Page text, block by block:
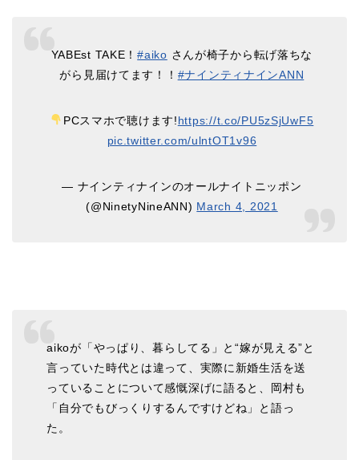
YABEst TAKE！#aiko さんが椅子から転げ落ちな
がら見届けてます！！ #ナインティナインANN
PCスマホで聴けます!https://t.co/PU5zSjUwF5
pic.twitter.com/ulntOT1v96
— ナインティナインのオールナイトニッポン
(@NinetyNineANN) March 4, 2021
aikoが「やっぱり、暮らしてる」と“嫁が見える”と
言っていた時代とは違って、実際に新婚生活を送
っていることについて感慨深げに語ると、岡村も
「自分でもびっくりするんですけどね」と語っ
た。